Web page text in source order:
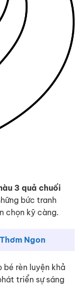
3 quả chuối
bức tranh
chọn kỹ càng.
Ngon
bé rèn luyện khả
triển sự sáng